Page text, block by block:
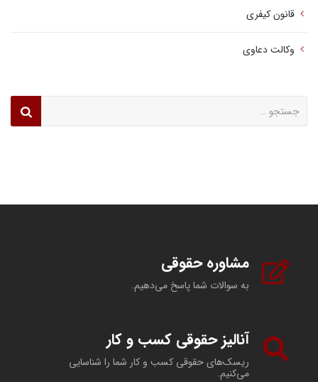
قانون کیفری
وکالت دعاوی
برای:
مشاوره حقوقی
به سوالات شما پاسخ می‌دهیم.
آنالیز حقوقی کسب و کار
ریسک‌های حقوقی کسب و کار شما را شناسایی
می‌کنیم.